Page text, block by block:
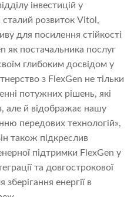
інвестицій у
сталий розвиток Vitol,
для посилення стійкості
як постачальника послуг
глибоким досвідом у
з FlexGen не тільки
потужних рішень, які
але й відображає нашу
передових технологій»,
також підкреслив
підтримки FlexGen у
та довгострокової
енергії в